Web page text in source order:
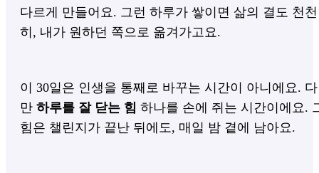
다르게 만들어요. 그런 하루가 쌓이면 삶의 결도 천천
히, 내가 원하던 쪽으로 옮겨가고요.
이 30일은 인생을 통째로 바꾸는 시간이 아니에요. 다
만 하루를 잘 닫는 힘 하나를 손에 쥐는 시간이에요.
힘은 챌린지가 끝난 뒤에도, 매일 밤 곁에 남아요.